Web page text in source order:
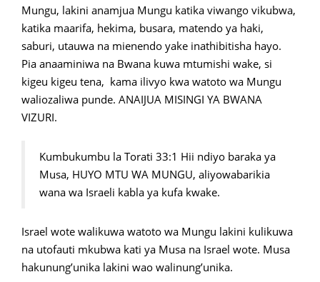
Mungu, lakini anamjua Mungu katika viwango vikubwa,
katika maarifa, hekima, busara, matendo ya haki,
saburi, utauwa na mienendo yake inathibitisha hayo.
Pia anaaminiwa na Bwana kuwa mtumishi wake, si
kigeu kigeu tena, kama ilivyo kwa watoto wa Mungu
waliozaliwa punde. ANAIJUA MISINGI YA BWANA
VIZURI.
Kumbukumbu la Torati 33:1 Hii ndiyo baraka ya
Musa, HUYO MTU WA MUNGU, aliyowabarikia
wana wa Israeli kabla ya kufa kwake.
Israel wote walikuwa watoto wa Mungu lakini kulikuwa
na utofauti mkubwa kati ya Musa na Israel wote. Musa
hakunung’unika lakini wao walinung’unika.